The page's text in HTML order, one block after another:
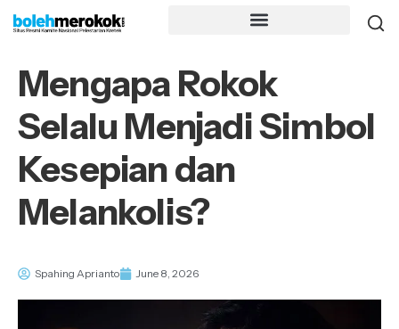
Mengapa Rokok
Selalu Menjadi Simbol
Kesepian dan
Melankolis?
Spahing Aprianto June 8, 2026